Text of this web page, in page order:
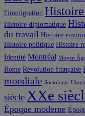
l'immigration
Histoire diplomatique
du travail Histoire
Histoire politique Histoire
Identité Montréal Moyen
Rome Révolution française
mondiale Sociologie
siècle XXe
Époque moderne